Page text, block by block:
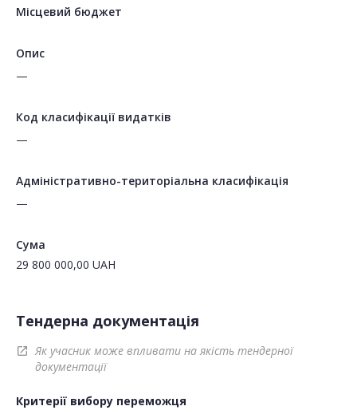
Місцевий бюджет
Опис
—
Код класифікації видатків
—
Адміністративно-територіальна класифікація
—
Сума
29 800 000,00 UAH
Тендерна документація
open_in_new
Як учасник може впливати на якість тендерної
документації
Критерії вибору переможця